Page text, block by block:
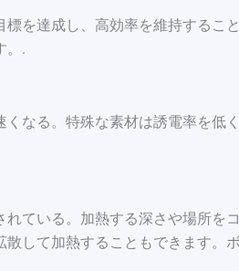
を達成し、高効率を維持するこ
。.
なる。特殊な素材は誘電率を低
ている。加熱する深さや場所を
して加熱することもできます。